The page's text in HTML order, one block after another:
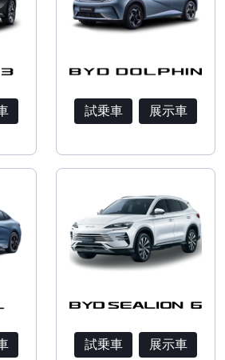
試乗車 展示車
試乗車 展示車